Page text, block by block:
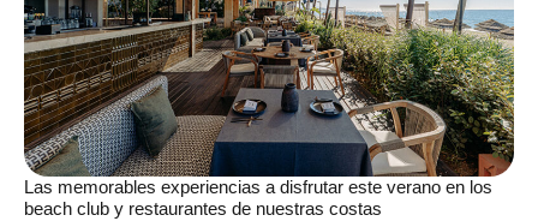
Las memorables experiencias a disfrutar este verano en los
beach club y restaurantes de nuestras costas